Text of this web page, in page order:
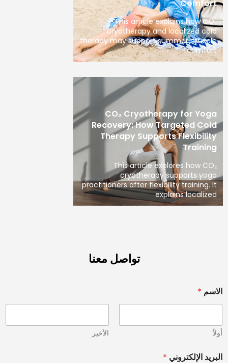
Comfort
This article explains how CO₂
cryotherapy and localized cold
therapy may support summer muscle
comfort
CO₂ Cryotherapy for Yoga
Recovery: How Targeted Cold
Therapy Supports Flexibility
Training
This article explores how CO₂
cryotherapy supports yoga
practitioners after flexibility training. It
explains localized
تواصل معنا
الاسم *
أولاً الأخير
البريد الإلكتروني *